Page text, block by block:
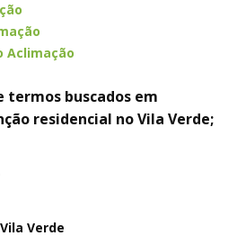
Aclimação
termos buscados em
residencial no Vila Verde;
Verde